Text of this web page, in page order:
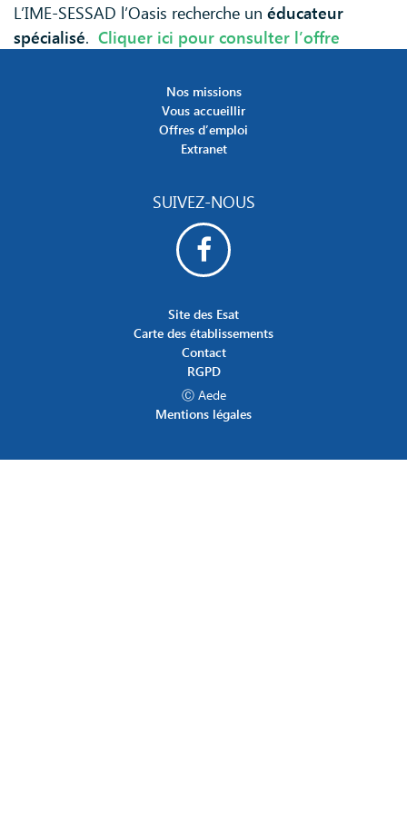
L’IME-SESSAD l’Oasis recherche un éducateur
spécialisé. Cliquer ici pour consulter l’offre
Nos missions
Vous accueillir
Offres d’emploi
Extranet
SUIVEZ-NOUS
Site des Esat
Carte des établissements
Contact
RGPD
Ⓒ Aede
Mentions légales